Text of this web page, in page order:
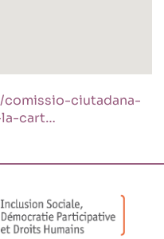
ciutadana-
cart…